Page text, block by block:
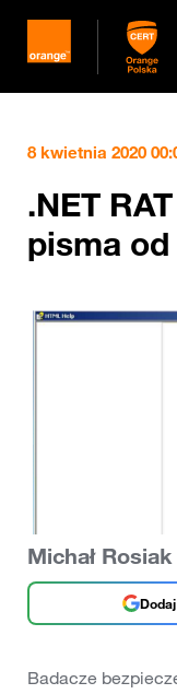
8 kwietnia 2020
.NET
pisma
Michał Rosiak
Badacze